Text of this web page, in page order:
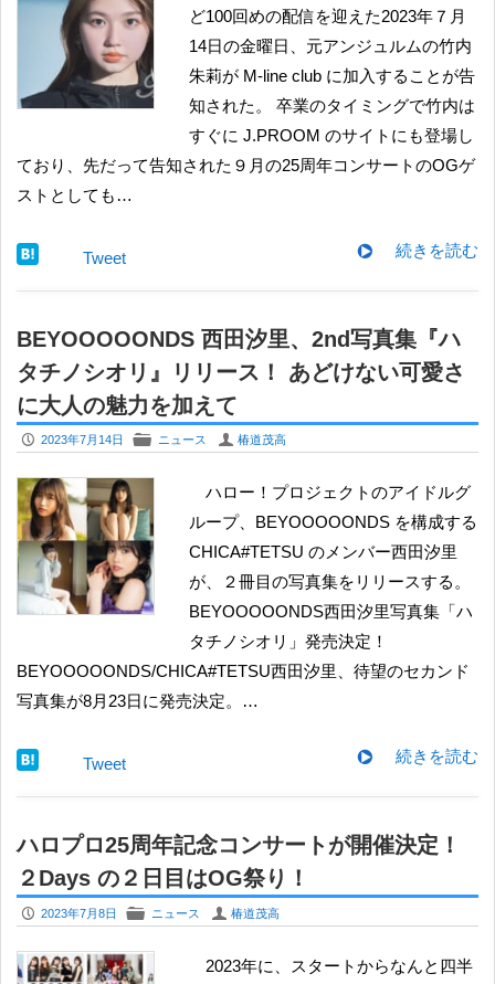
ど100回めの配信を迎えた2023年７月
14日の金曜日、元アンジュルムの竹内
朱莉が M-line club に加入することが告
知された。 卒業のタイミングで竹内は
すぐに J.PROOM のサイトにも登場し
ており、先だって告知された９月の25周年コンサートのOGゲ
ストとしても…
続きを読む
Tweet
BEYOOOOONDS 西田汐里、2nd写真集『ハ
タチノシオリ』リリース！ あどけない可愛さ
に大人の魅力を加えて
P 2023年7月14日 F ニュース U 椿道茂高
ハロー！プロジェクトのアイドルグ
ループ、BEYOOOOONDS を構成する
CHICA#TETSU のメンバー西田汐里
が、２冊目の写真集をリリースする。
BEYOOOOONDS西田汐里写真集「ハ
タチノシオリ」発売決定！
BEYOOOOONDS/CHICA#TETSU西田汐里、待望のセカンド
写真集が8月23日に発売決定。…
続きを読む
Tweet
ハロプロ25周年記念コンサートが開催決定！
２Days の２日目はOG祭り！
P 2023年7月8日 F ニュース U 椿道茂高
2023年に、スタートからなんと四半